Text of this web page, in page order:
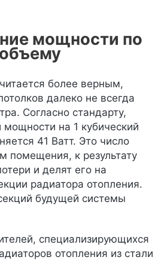
мощности по
объему
более верным,
далеко не всегда
Согласно стандарту,
мощности на 1 кубический
41 Ватт. Это число
помещения, к результату
и делят его на
радиатора отопления.
будущей системы
специализирующихся
отопления из стали